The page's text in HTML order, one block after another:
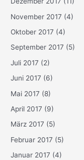
November 2017 (4)
Oktober 2017 (4)
September 2017 (5)
Juli 2017 (2)
Juni 2017 (6)
Mai 2017 (8)
April 2017 (9)
März 2017 (5)
Februar 2017 (5)
Januar 2017 (4)